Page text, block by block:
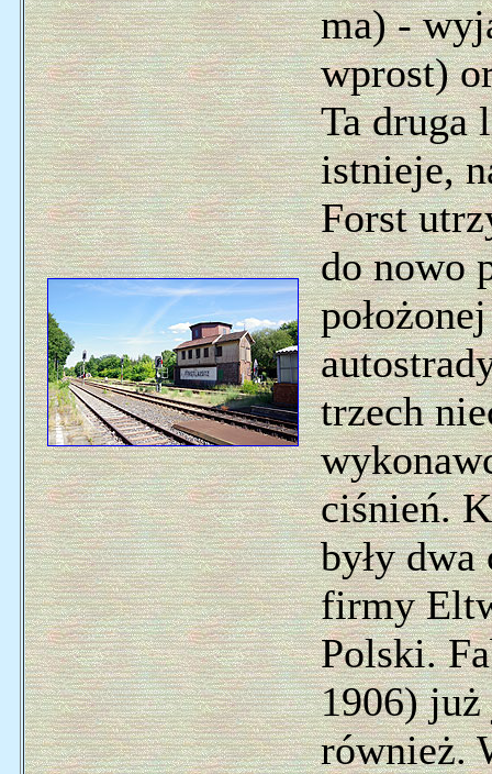
ma) -
wprost)
Ta druga
istnieje,
Forst
do nowo
trzech
ciśnień.
były
firmy
Polski.
1906)
również.